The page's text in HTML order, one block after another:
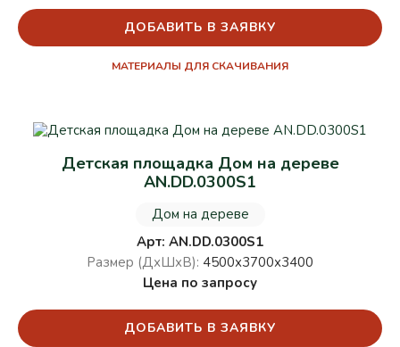
ДОБАВИТЬ В ЗАЯВКУ
МАТЕРИАЛЫ ДЛЯ СКАЧИВАНИЯ
Детская площадка Дом на дереве
AN.DD.0300S1
Дом на дереве
Арт: AN.DD.0300S1
Размер (ДхШхВ): 4500х3700х3400
Цена по запросу
ДОБАВИТЬ В ЗАЯВКУ